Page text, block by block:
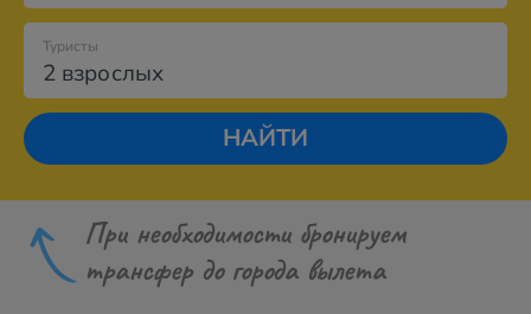
2 взрослых
Туристы
НАЙТИ
При необходимости бронируем
трансфер до города вылета